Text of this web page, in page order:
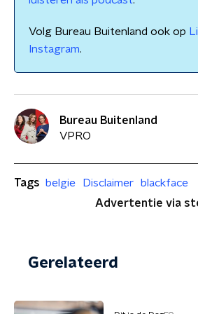
Volg Bureau Buitenland ook op
Instagram.
Bureau Buitenland
VPRO
Tags belgie Disclaimer
blackface
Advertentie via
Gerelateerd